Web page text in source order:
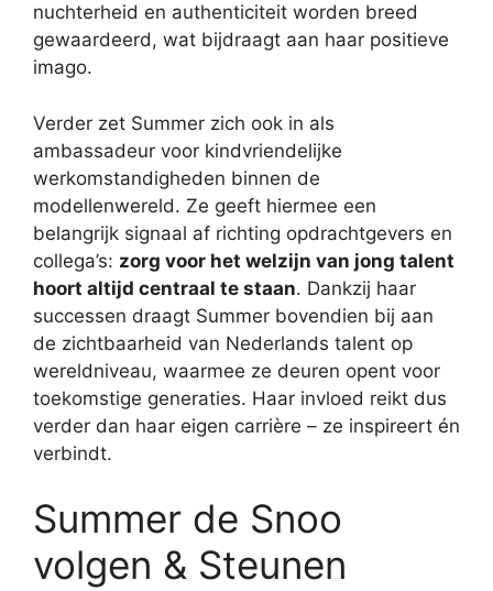
nuchterheid en authenticiteit worden breed
gewaardeerd, wat bijdraagt aan haar positieve
imago.
Verder zet Summer zich ook in als
ambassadeur voor kindvriendelijke
werkomstandigheden binnen de
modellenwereld. Ze geeft hiermee een
belangrijk signaal af richting opdrachtgevers en
collega’s: zorg voor het welzijn van jong talent
hoort altijd centraal te staan. Dankzij haar
successen draagt Summer bovendien bij aan
de zichtbaarheid van Nederlands talent op
wereldniveau, waarmee ze deuren opent voor
toekomstige generaties. Haar invloed reikt dus
verder dan haar eigen carrière – ze inspireert én
verbindt.
Summer de Snoo
volgen & Steunen